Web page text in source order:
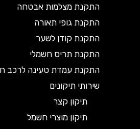
התקנת מצלמות אבטחה
התקנת גופי תאורה
התקנת קודן לשער
התקנת תריס חשמלי
התקנת עמדת טעינה לרכב חשמלי
שירותי תיקונים
תיקון קצר
תיקון מוצרי חשמל